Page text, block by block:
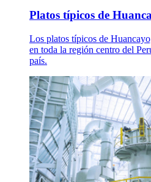
Platos típicos de
Los platos típicos de
en toda la región centro del
país.